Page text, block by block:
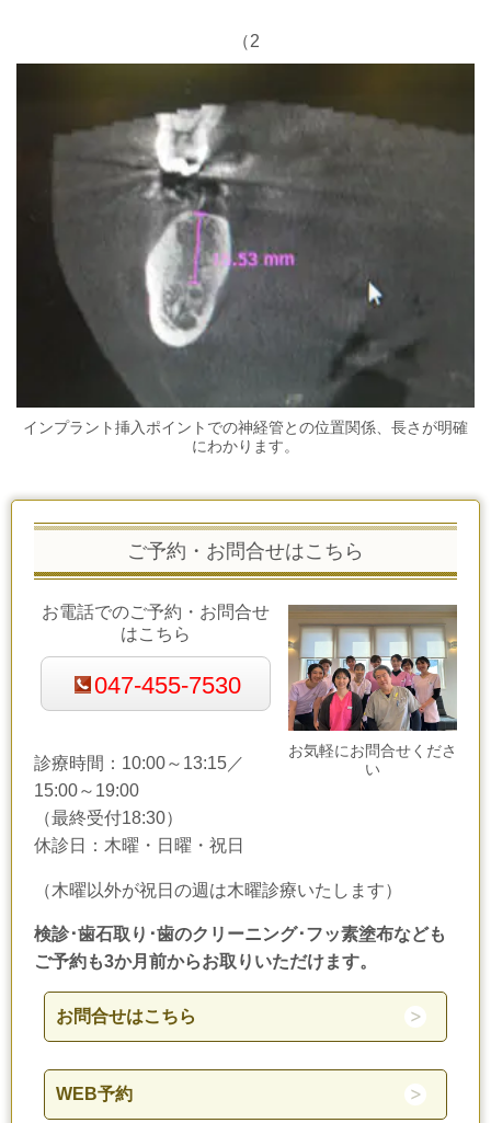
（2
インプラント挿入ポイントでの神経管との位置関係、長さが明確
にわかります。
ご予約・お問合せはこちら
お気軽にお問合せくださ
い
お電話でのご予約・お問合せ
はこちら
047-455-7530
診療時間：10:00～13:15／
15:00～19:00
（最終受付18:30）
休診日：木曜・日曜・祝日
（木曜以外が祝日の週は木曜診療いたします）
検診･歯石取り･歯のクリーニング･フッ素塗布なども
ご予約も3か月前からお取りいただけます。
お問合せはこちら
WEB予約